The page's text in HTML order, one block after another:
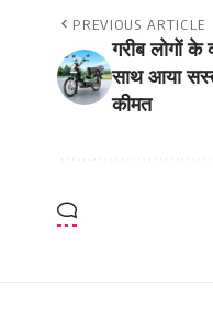
PREVIOUS ARTICLE
गरीब लोगों
साथ आया
कीमत